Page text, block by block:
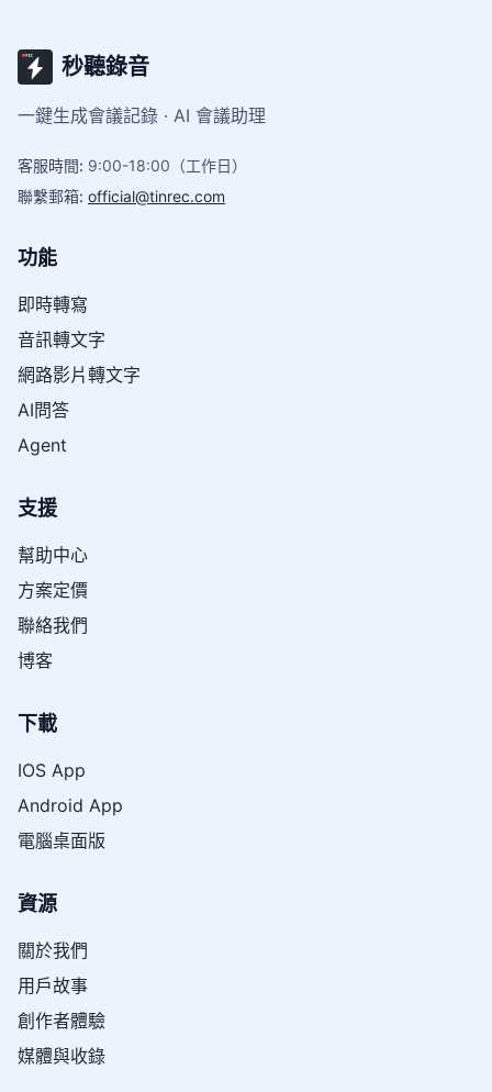
秒聽錄音
一鍵生成會議記錄 · AI 會議助理
客服時間: 9:00-18:00（工作日）
聯繫郵箱: official@tinrec.com
功能
即時轉寫
音訊轉文字
網路影片轉文字
AI問答
Agent
支援
幫助中心
方案定價
聯絡我們
博客
下載
IOS App
Android App
電腦桌面版
資源
關於我們
用戶故事
創作者體驗
媒體與收錄